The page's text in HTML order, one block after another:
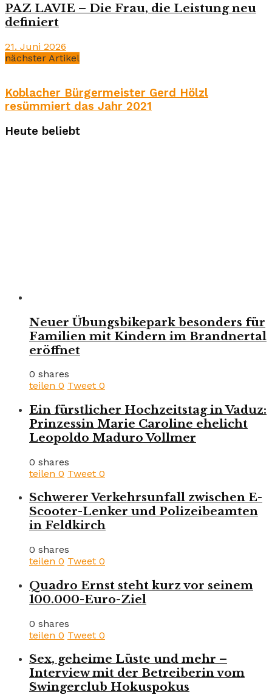
PAZ LAVIE – Die Frau, die Leistung neu
definiert
21. Juni 2026
nächster Artikel
Koblacher Bürgermeister Gerd Hölzl
resümmiert das Jahr 2021
Heute beliebt
Neuer Übungsbikepark besonders für
Familien mit Kindern im Brandnertal
eröffnet
0 shares
teilen 0 Tweet 0
Ein fürstlicher Hochzeitstag in Vaduz:
Prinzessin Marie Caroline ehelicht
Leopoldo Maduro Vollmer
0 shares
teilen 0 Tweet 0
Schwerer Verkehrsunfall zwischen E-
Scooter-Lenker und Polizeibeamten
in Feldkirch
0 shares
teilen 0 Tweet 0
Quadro Ernst steht kurz vor seinem
100.000-Euro-Ziel
0 shares
teilen 0 Tweet 0
Sex, geheime Lüste und mehr –
Interview mit der Betreiberin vom
Swingerclub Hokuspokus